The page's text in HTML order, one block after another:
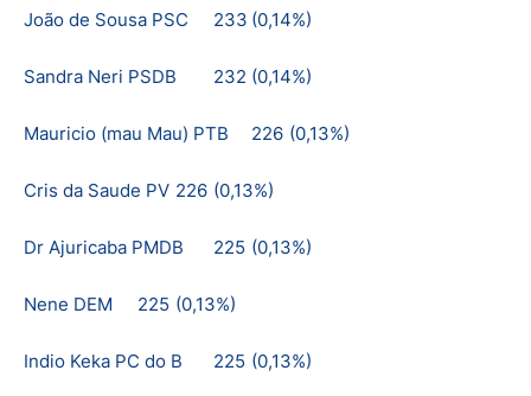
João de Sousa PSC 233 (0,14%)
Sandra Neri PSDB 232 (0,14%)
Mauricio (mau Mau) PTB 226 (0,13%)
Cris da Saude PV 226 (0,13%)
Dr Ajuricaba PMDB 225 (0,13%)
Nene DEM 225 (0,13%)
Indio Keka PC do B 225 (0,13%)